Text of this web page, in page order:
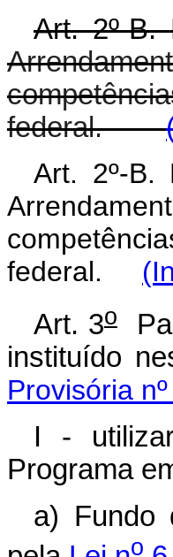
Art. 2º-B.
federal.
Art. 2º-B.
federal.
Art. 3o
instituído
Provisória
I -
Programa
a) Fundo
o